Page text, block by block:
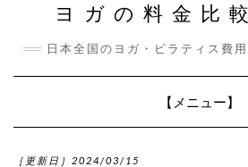
ヨガの料金比
日本全国のヨガ・ピラティス費
【メニュ
［更新日］2024/03/15